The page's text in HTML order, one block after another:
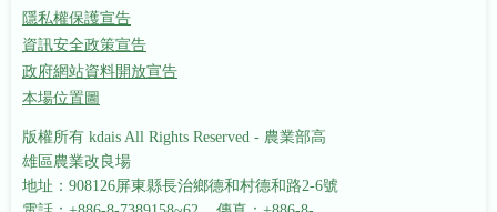
隱私權保護宣告
資訊安全政策宣告
政府網站資料開放宣告
本場位置圖
版權所有 kdais All Rights Reserved - 農業部高
雄區農業改良場
地址：908126屏東縣長治鄉德和村德和路2-6號